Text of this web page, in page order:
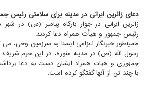
دعای زائرین ایرانی در مدینه برای سلامتی رئیس
زائرین ایرانی در جوار بارگاه پیامبر (ص) در شهر
رئیس جمهور و هیأت همراه دعا کردند.
همینطور خبرنگار اعزامی ایسنا به سرزمین وحی، می
رسول الله (ص) در مدینه منوره، در این حرم
جمهوری و هیات همراه ایشان دست به دعا برداشته
با چند تن از آنها گفتگو کرده است.